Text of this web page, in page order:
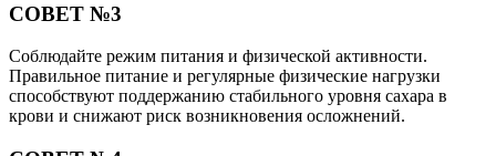
СОВЕТ №3
Соблюдайте режим питания и физической активности.
Правильное питание и регулярные физические нагрузки
способствуют поддержанию стабильного уровня сахара в
крови и снижают риск возникновения осложнений.